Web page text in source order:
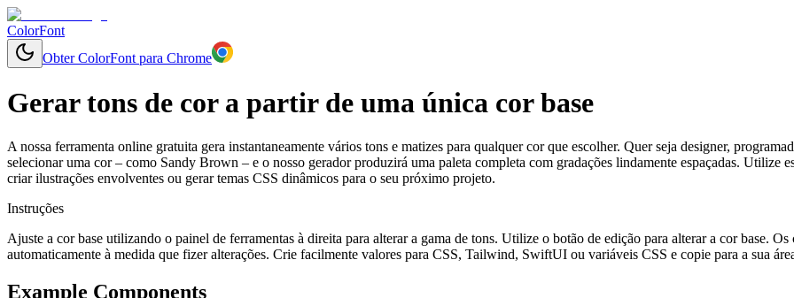
ColorFont
Obter ColorFont para Chrome
Gerar tons de cor a partir de uma única cor base
A nossa ferramenta online gratuita gera instantaneamente vários tons e matizes para qualquer cor que escolher. Quer seja designer,
selecionar uma cor – como Sandy Brown – e o nosso gerador produzirá uma paleta completa com gradações lindamente espaçadas. Utilize
criar ilustrações envolventes ou gerar temas CSS dinâmicos para o seu próximo projeto.
Instruções
Ajuste a cor base utilizando o painel de ferramentas à direita para alterar a gama de tons. Utilize o botão de edição para alterar a cor base.
automaticamente à medida que fizer alterações. Crie facilmente valores para CSS, Tailwind, SwiftUI ou variáveis CSS e copie para a sua
Example Components